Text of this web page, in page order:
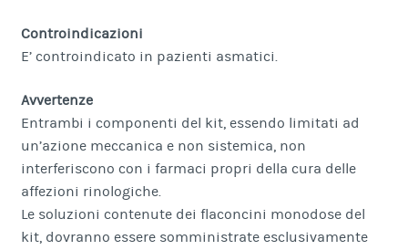
Controindicazioni
E’ controindicato in pazienti asmatici.
Avvertenze
Entrambi i componenti del kit, essendo limitati ad
un’azione meccanica e non sistemica, non
interferiscono con i farmaci propri della cura delle
affezioni rinologiche.
Le soluzioni contenute dei flaconcini monodose del
kit, dovranno essere somministrate esclusivamente